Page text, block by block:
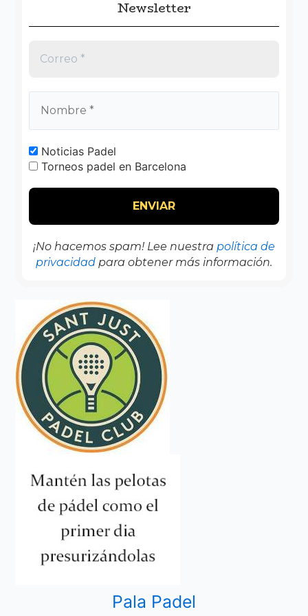
Newsletter
Noticias Padel
Torneos padel en Barcelona
¡No hacemos spam! Lee nuestra política de
privacidad para obtener más información.
Pala Padel